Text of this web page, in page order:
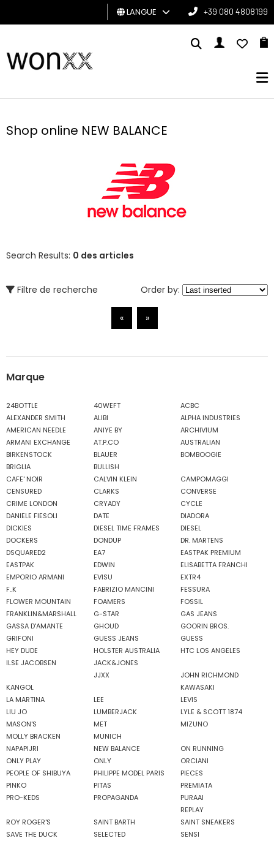
HOMME
CADEAU
LANGUE +39 080 4808199
Shop online NEW BALANCE
Search Results: 0 des articles
Filtre de recherche Order by:
« »
Marque
24BOTTLE 40WEFT
ACBC
ALEXANDER SMITH
ALIBI
ALPHA INDUSTRIES
AMERICAN NEEDLE
ANIYE BY
ARCHIVIUM
ARMANI EXCHANGE
AT.P.CO
AUSTRALIAN
BIRKENSTOCK
BLAUER
BOMBOOGIE
BRIGLIA
BULLISH
CAFE' NOIR
CALVIN KLEIN
CAMPOMAGGI
CENSURED
CLARKS
CONVERSE
CRIME LONDON
CRYADY
CYCLE
DANIELE FIESOLI
DATE
DIADORA
DICKIES
DIESEL TIME FRAMES
DIESEL
DOCKERS
DONDUP
DR. MARTENS
DSQUARED2
EA7
EASTPAK PREMIUM
EASTPAK
EDWIN
ELISABETTA FRANCHI
EMPORIO ARMANI
EVISU
EXTR4
F..K
FABRIZIO MANCINI
FESSURA
FLOWER MOUNTAIN
FOAMERS
FOSSIL
FRANKLIN&MARSHALL
G-STAR
GAS JEANS
GASSA D'AMANTE
GHOUD
GOORIN BROS.
GRIFONI
GUESS JEANS
GUESS
HEY DUDE
HOLSTER AUSTRALIA
HTC LOS ANGELES
ILSE JACOBSEN
JACK&JONES
JJXX
JOHN RICHMOND
KANGOL
KAWASAKI
LA MARTINA
LEE
LEVIS
LIU JO
LUMBERJACK
LYLE & SCOTT 1874
MASON'S
MET
MIZUNO
MOLLY BRACKEN
MUNICH
NAPAPIJRI
NEW BALANCE
ON RUNNING
ONLY PLAY
ONLY
ORCIANI
PEOPLE OF SHIBUYA
PHILIPPE MODEL PARIS
PIECES
PINKO
PITAS
PREMIATA
PRO-KEDS
PROPAGANDA
PURAAI
REPLAY
ROY ROGER'S
SAINT BARTH
SAINT SNEAKERS
SAVE THE DUCK
SELECTED
SENSI